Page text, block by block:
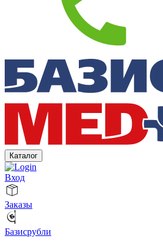
Каталог
Вход
Заказы
Базисрубли